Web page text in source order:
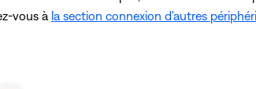
vous à la section connexion d'autres